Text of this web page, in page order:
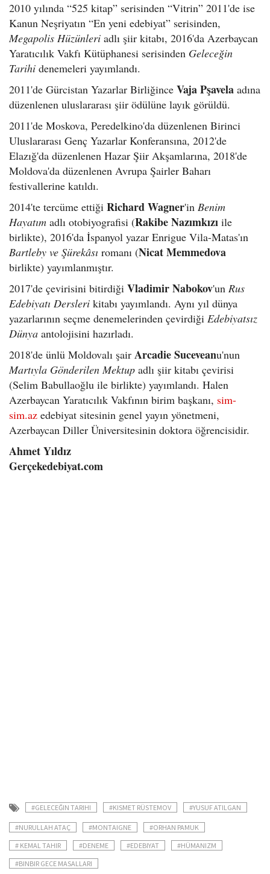
2010 yılında “525 kitap” serisinden “Vitrin” 2011'de ise
Kanun Neşriyatın “En yeni edebiyat” serisinden,
Megapolis Hüzünleri adlı şiir kitabı, 2016'da Azerbaycan
Yaratıcılık Vakfı Kütüphanesi serisinden Geleceğin
Tarihi denemeleri yayımlandı.
2011'de Gürcistan Yazarlar Birliğince Vaja Pşavela adına
düzenlenen uluslararası şiir ödülüne layık görüldü.
2011'de Moskova, Peredelkino'da düzenlenen Birinci
Uluslararası Genç Yazarlar Konferansına, 2012'de
Elazığ'da düzenlenen Hazar Şiir Akşamlarına, 2018'de
Moldova'da düzenlenen Avrupa Şairler Baharı
festivallerine katıldı.
2014'te tercüme ettiği Richard Wagner'in Benim
Hayatım adlı otobiyografisi (Rakibe Nazımkızı ile
birlikte), 2016'da İspanyol yazar Enrigue Vila-Matas'ın
Bartleby ve Şürekâsı romanı (Nicat Memmedova
birlikte) yayımlanmıştır.
2017'de çevirisini bitirdiği Vladimir Nabokov'un Rus
Edebiyatı Dersleri kitabı yayımlandı. Aynı yıl dünya
yazarlarının seçme denemelerinden çevirdiği Edebiyatsız
Dünya antolojisini hazırladı.
2018'de ünlü Moldovalı şair Arcadie Suceveanu'nun
Martıyla Gönderilen Mektup adlı şiir kitabı çevirisi
(Selim Babullaoğlu ile birlikte) yayımlandı. Halen
Azerbaycan Yaratıcılık Vakfının birim başkanı, sim-
sim.az edebiyat sitesinin genel yayın yönetmeni,
Azerbaycan Diller Üniversitesinin doktora öğrencisidir.
Ahmet Yıldız
Gerçekedebiyat.com
#GELECEĞIN TARIHI #KISMET RÜSTEMOV #YUSUF ATILGAN
#NURULLAH ATAÇ #MONTAIGNE
#ORHAN PAMUK
# KEMAL TAHIR
#DENEME #EDEBIYAT
#HÜMANIZM
#BINBIR GECE MASALLARI